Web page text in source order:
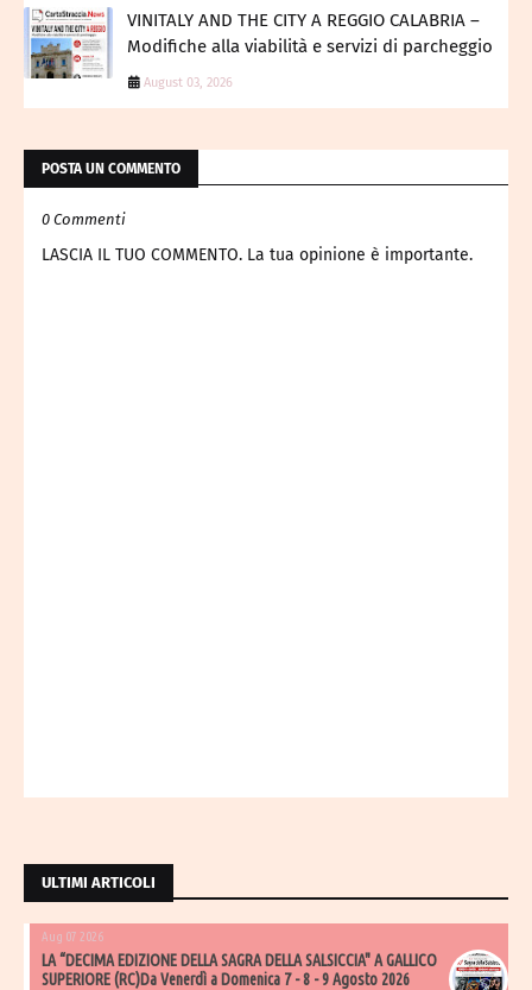
VINITALY AND THE CITY A REGGIO CALABRIA –
Modifiche alla viabilità e servizi di parcheggio
August 03, 2026
POSTA UN COMMENTO
0 Commenti
LASCIA IL TUO COMMENTO. La tua opinione è importante.
ULTIMI ARTICOLI
Aug 07 2026
LA “DECIMA EDIZIONE DELLA SAGRA DELLA SALSICCIA" A GALLICO
SUPERIORE (RC)Da Venerdì a Domenica 7 - 8 - 9 Agosto 2026